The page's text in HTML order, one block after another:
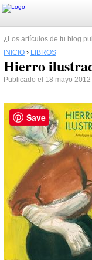
¿Los artículos de tu blog
INICIO › LIBROS
Hierro
Publicado el 18 mayo
Save